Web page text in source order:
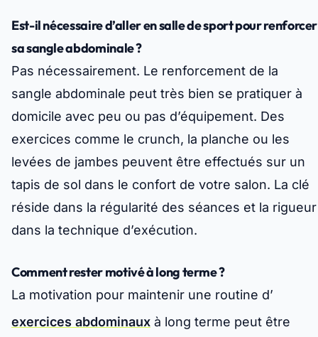
Est-il nécessaire d’aller en salle de sport pour renforcer
sa sangle abdominale ?
Pas nécessairement. Le renforcement de la
sangle abdominale peut très bien se pratiquer à
domicile avec peu ou pas d’équipement. Des
exercices comme le crunch, la planche ou les
levées de jambes peuvent être effectués sur un
tapis de sol dans le confort de votre salon. La clé
réside dans la régularité des séances et la rigueur
dans la technique d’exécution.
Comment rester motivé à long terme ?
La motivation pour maintenir une routine d’
exercices abdominaux à long terme peut être